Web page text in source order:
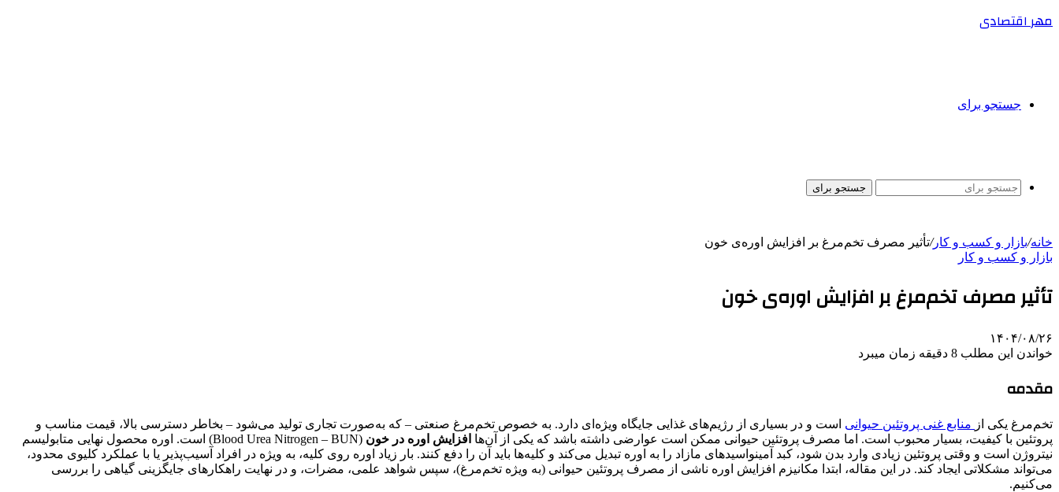
مهر اقتصادی
جستجو برای
جستجو برای
خانه/بازار و کسب و کار/تأثیر مصرف تخم‌مرغ بر افزایش اوره‌ی خون
بازار و کسب و کار
تأثیر مصرف تخم‌مرغ بر افزایش اوره‌ی خون
۱۴۰۴/۰۸/۲۶
خواندن این مطلب 8 دقیقه زمان میبرد
مقدمه
تخم‌مرغ یکی از منابع غنی پروتئین حیوانی است و در بسیاری از رژیم‌های غذایی جایگاه ویژه‌ای دارد. به خصوص تخم‌مرغ صنعتی – که به‌صورت تجاری تولید می‌شود – بخاطر دسترسی بالا، قیمت مناسب و
پروتئین با کیفیت، بسیار محبوب است. اما مصرف پروتئین حیوانی ممکن است عوارضی داشته باشد که یکی از آن‌ها افزایش اوره در خون
(Blood Urea Nitrogen – BUN) است. اوره محصول نهایی متابولیسم
نیتروژن است و وقتی پروتئین زیادی وارد بدن شود، کبد آمینواسیدهای مازاد را به اوره تبدیل می‌کند و کلیه‌ها باید آن را دفع کنند. بار زیاد اوره روی کلیه، به ویژه در افراد آسیب‌پذیر یا با عملکرد کلیوی محدود،
می‌تواند مشکلاتی ایجاد کند. در این مقاله، ابتدا مکانیزم افزایش اوره ناشی از مصرف پروتئین حیوانی (به ویژه تخم‌مرغ)، سپس شواهد علمی، مضرات، و در نهایت راهکارهای جایگزینی گیاهی را بررسی
می‌کنیم.